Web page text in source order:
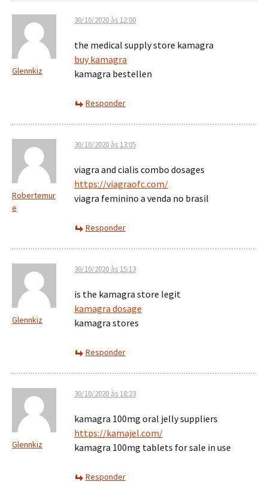
Glennkiz
30/10/2020 às 12:00
the medical supply store kamagra
buy kamagra
kamagra bestellen
Responder
Robertemur
e
30/10/2020 às 13:05
viagra and cialis combo dosages
https://viagraofc.com/
viagra feminino a venda no brasil
Responder
Glennkiz
30/10/2020 às 15:13
is the kamagra store legit
kamagra dosage
kamagra stores
Responder
Glennkiz
30/10/2020 às 18:23
kamagra 100mg oral jelly suppliers
https://kamajel.com/
kamagra 100mg tablets for sale in use
Responder